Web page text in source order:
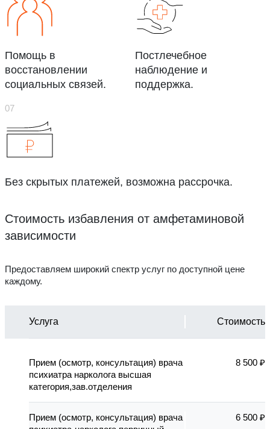
Помощь в
восстановлении
социальных связей.
Постлечебное
наблюдение и
поддержка.
Без скрытых платежей, возможна рассрочка.
Стоимость избавления от амфетаминовой
зависимости
Предоставляем широкий спектр услуг по доступной цене
каждому.
Услуга Стоимость
Прием (осмотр, консультация) врача
психиатра нарколога высшая
категория,зав.отделения
8 500 ₽
Прием (осмотр, консультация) врача
6 500 ₽